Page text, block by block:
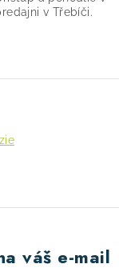
v Třebíči.
váš e-mail